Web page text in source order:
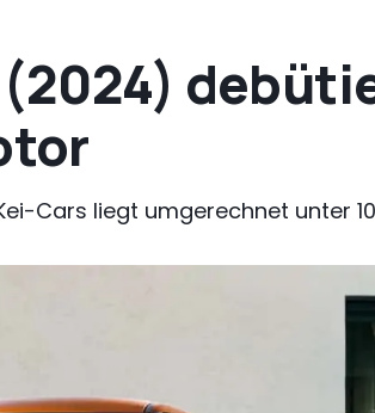
Cars liegt umgerechnet unter